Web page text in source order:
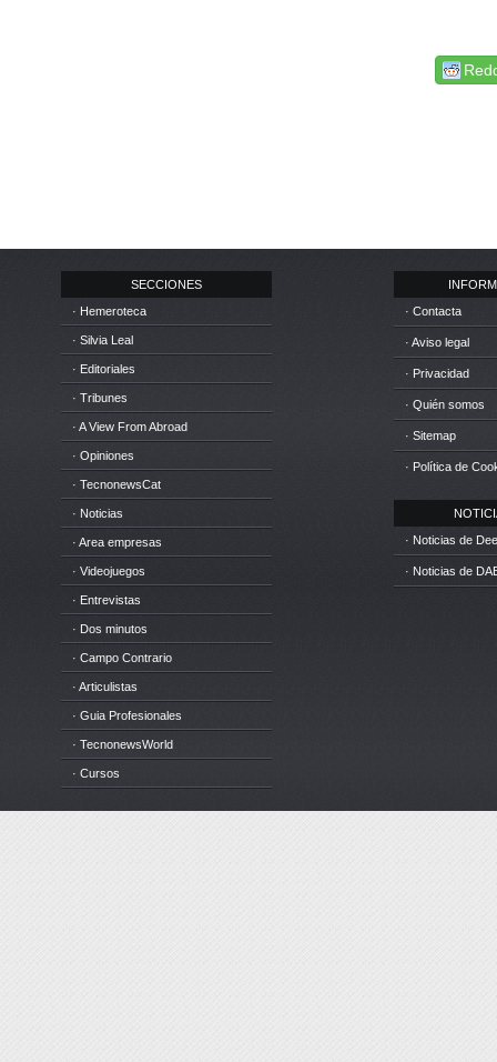
SECCIONES
· Hemeroteca
· Silvia Leal
· Editoriales
· Tribunes
· A View From Abroad
· Opiniones
· TecnonewsCat
· Noticias
· Area empresas
· Videojuegos
· Entrevistas
· Dos minutos
· Campo Contrario
· Articulistas
· Guia Profesionales
· TecnonewsWorld
· Cursos
· Contacta
· Aviso legal
· Privacidad
· Quién somos
· Sitemap
· Política de
· Noticias de
· Noticias de